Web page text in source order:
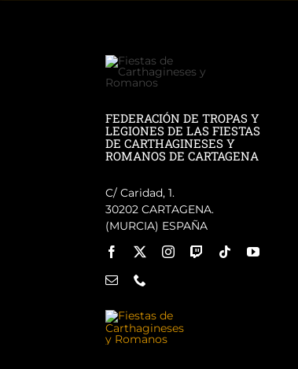
FEDERACIÓN DE TROPAS Y
LEGIONES DE LAS FIESTAS
DE CARTHAGINESES Y
ROMANOS DE CARTAGENA
C/ Caridad, 1.
30202 CARTAGENA.
(MURCIA) ESPAÑA